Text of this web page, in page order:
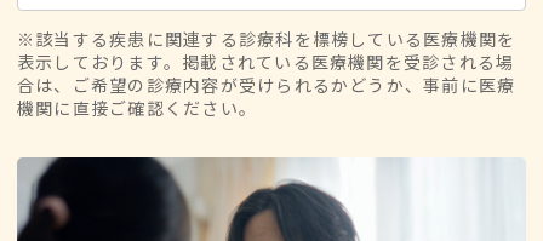
※該当する疾患に関連する診療科を標榜している医療機関を
表示しております。掲載されている医療機関を受診される場
合は、ご希望の診療内容が受けられるかどうか、事前に医療
機関に直接ご確認ください。